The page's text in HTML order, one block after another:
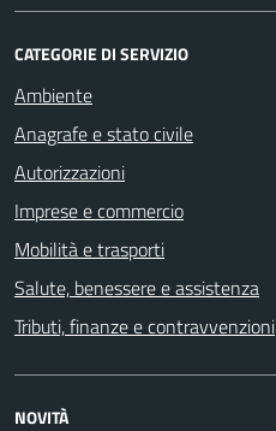
CATEGORIE DI SERVIZIO
Ambiente
Anagrafe e stato civile
Autorizzazioni
Imprese e commercio
Mobilità e trasporti
Salute, benessere e assistenza
Tributi, finanze e contravvenzioni
NOVITÀ